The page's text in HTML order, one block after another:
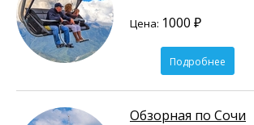
Цена: 1000 ₽
Подробнее
Обзорная по Сочи